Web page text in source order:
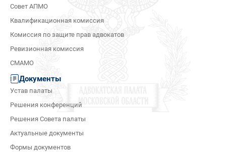
Совет АПМО
Квалификационная комиссия
Комиссия по защите прав адвокатов
Ревизионная комиссия
СМАМО
Документы
Устав палаты
Решения конференций
Решения Совета палаты
Актуальные документы
Формы документов